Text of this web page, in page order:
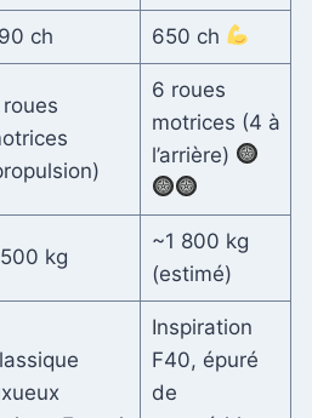
ch 650 ch
6 roues
motrices (4 à
l’arrière)
kg
~1 800 kg
(estimé)
Inspiration
F40, épuré
de